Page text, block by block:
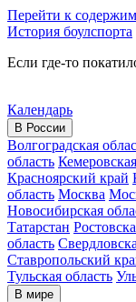
Перейти к
История боулспорта
Если где-то
Календарь
В России
Волгоградская
область
Красноярский край
область Москва
Новосибирская
Татарстан
область
Ставропольский
Тульская область
В мире